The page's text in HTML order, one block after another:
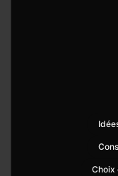
Choix